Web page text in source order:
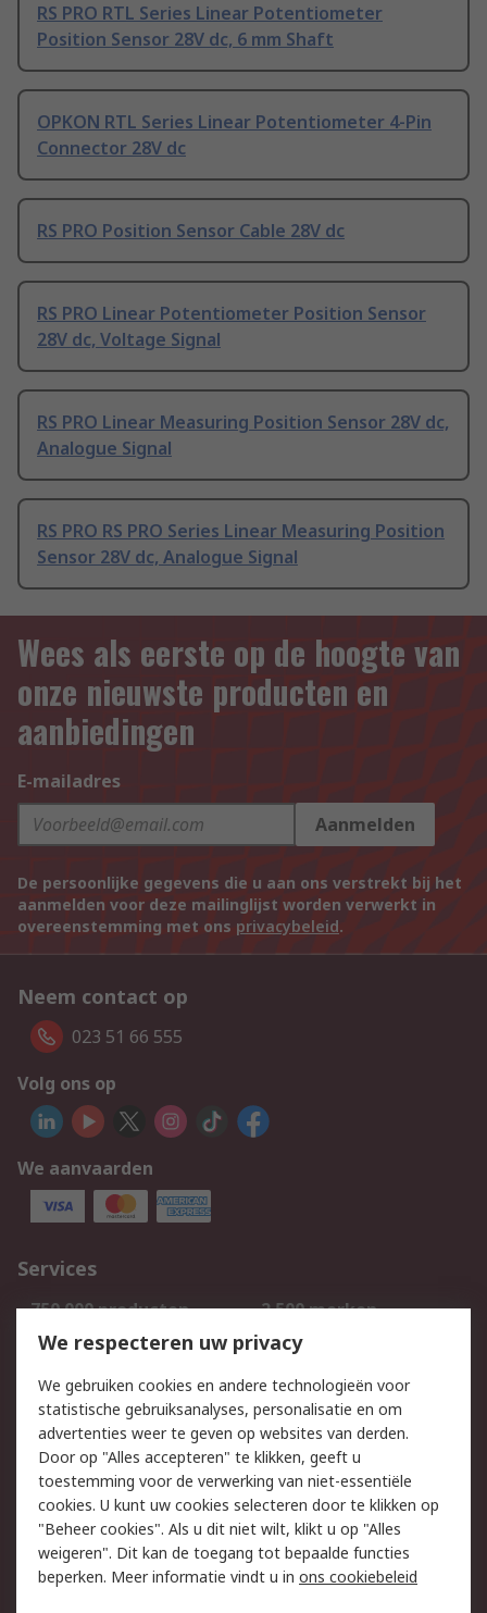
RS PRO RTL Series Linear Potentiometer
Position Sensor 28V dc, 6 mm Shaft
OPKON RTL Series Linear Potentiometer 4-Pin
Connector 28V dc
RS PRO Position Sensor Cable 28V dc
RS PRO Linear Potentiometer Position Sensor
28V dc, Voltage Signal
RS PRO Linear Measuring Position Sensor 28V dc,
Analogue Signal
RS PRO RS PRO Series Linear Measuring Position
Sensor 28V dc, Analogue Signal
Wees als eerste op de hoogte van
onze nieuwste producten en
aanbiedingen
E-mailadres
Aanmelden
De persoonlijke gegevens die u aan ons verstrekt bij het
aanmelden voor deze mailinglijst worden verwerkt in
overeenstemming met ons privacybeleid.
Neem contact op
023 51 66 555
Volg ons op
We aanvaarden
Services
750.000 producten
2.500 merken
Bestellen
Inkoopoplossingen
Track & Trace
Wettelijk
Cookiebeleid
Email veiligheid
Privacybeleid
Websitevoorwaarden
Algemene
verkoopvoorwaarden
We respecteren uw privacy
We gebruiken cookies en andere technologieën voor
statistische gebruiksanalyses, personalisatie en om
advertenties weer te geven op websites van derden.
Door op "Alles accepteren" te klikken, geeft u
toestemming voor de verwerking van niet-essentiële
cookies. U kunt uw cookies selecteren door te klikken op
"Beheer cookies". Als u dit niet wilt, klikt u op "Alles
weigeren". Dit kan de toegang tot bepaalde functies
beperken. Meer informatie vindt u in ons cookiebeleid